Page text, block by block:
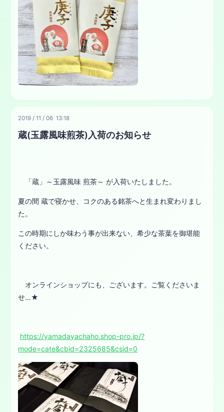
2019 /11 /06 13:18
蔵(玉露風味煎茶)入荷のお知らせ
「蔵」～玉露風味 煎茶～ が入荷いたしました。
夏の間 蔵で寝かせ、コクのある銘茶へと生まれ変わりまし
た。
この時期にしか味わう事が出来ない、希少な茶葉を御堪能
ください。
オンラインショップにも、ございます。ご覧くださいま
せ…★
https://yamadayachaho.shop-pro.jp/?
mode=cate&cbid=2325685&csid=0